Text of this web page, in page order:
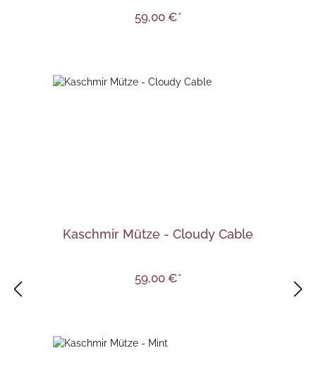
59,00 €*
Kaschmir Mütze - Cloudy Cable
59,00 €*